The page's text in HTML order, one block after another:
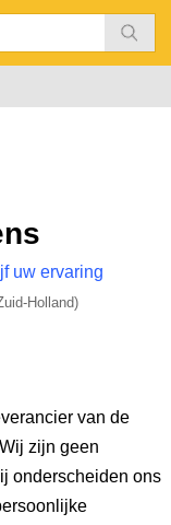
uw ervaring
Holland)
van de
zijn geen
onderscheiden ons